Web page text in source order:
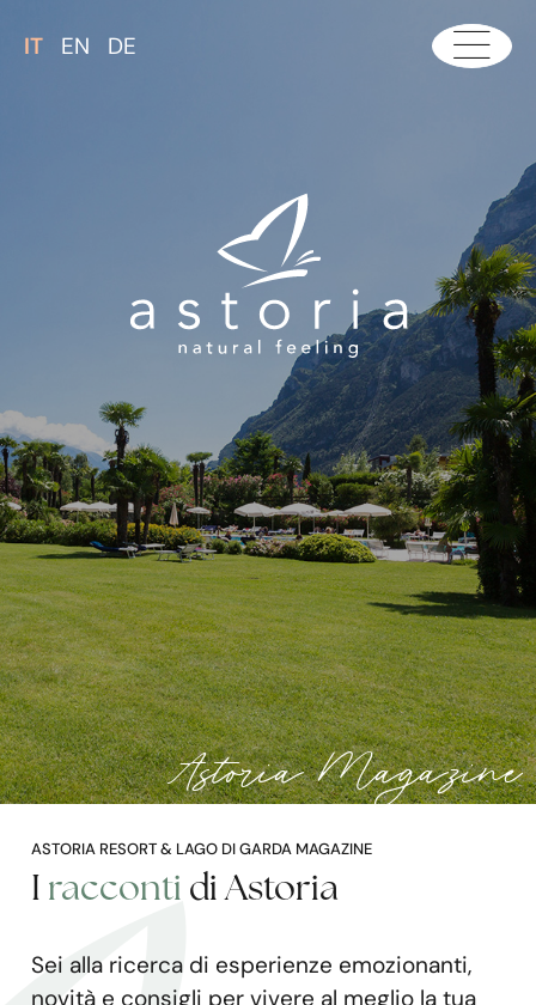
IT EN DE
Astoria Magazine
ASTORIA RESORT & LAGO DI GARDA MAGAZINE
I racconti di Astoria
Sei alla ricerca di esperienze emozionanti,
novità e consigli per vivere al meglio la tua